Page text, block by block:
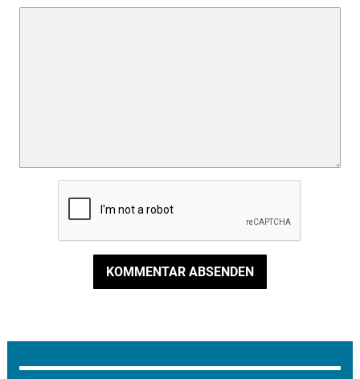
KOMMENTAR ABSENDEN